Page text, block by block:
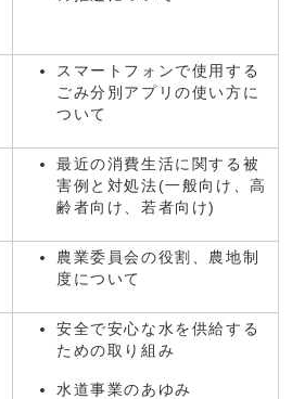
スマートフォンで使用する
ごみ分別アプリの使い方に
ついて
最近の消費生活に関する被
害例と対処法(一般向け、高
齢者向け、若者向け)
農業委員会の役割、農地制
度について
安全で安心な水を供給する
ための取り組み
水道事業のあゆみ